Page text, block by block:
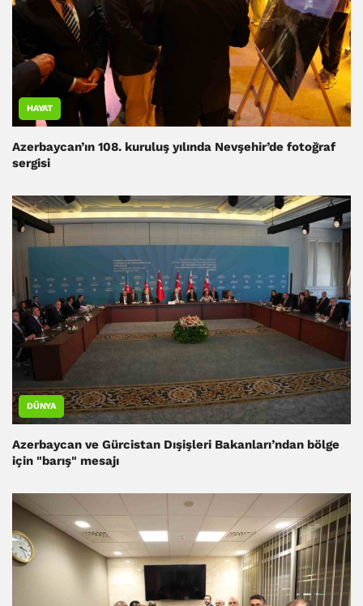
HAYAT
Azerbaycan’ın 108. kuruluş yılında Nevşehir’de fotoğraf
sergisi
DÜNYA
Azerbaycan ve Gürcistan Dışişleri Bakanları’ndan bölge
için "barış" mesajı